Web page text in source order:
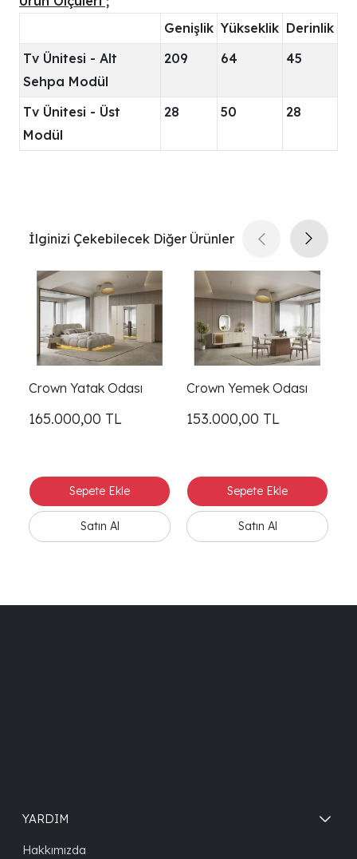
Genişlik Yükseklik Derinlik
Tv Ünitesi - Alt
Sehpa Modül
209 64 45
Tv Ünitesi - Üst
Modül
28 50 28
İlginizi Çekebilecek Diğer Ürünler
Crown Yatak Odası
165.000,00 TL
Crown Yemek Odası
153.000,00 TL
YARDIM
Hakkımızda